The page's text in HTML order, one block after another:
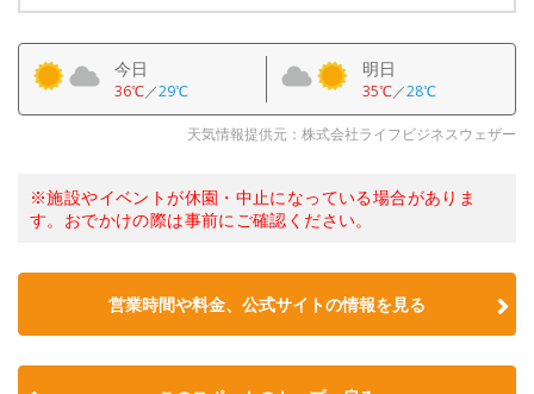
今日
36℃／29℃
明日
35℃／28℃
天気情報提供元：株式会社ライフビジネスウェザー
※施設やイベントが休園・中止になっている場合がありま
す。おでかけの際は事前にご確認ください。
営業時間や料金、公式サイトの情報を見る